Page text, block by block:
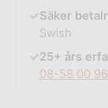
✓Säker
Swish
✓25+ års
08-58 00